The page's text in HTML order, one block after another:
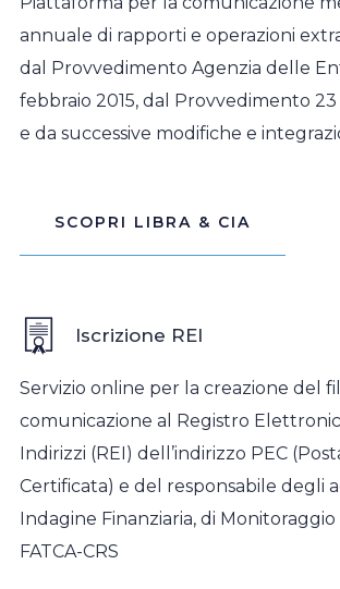
annuale di rapporti e operazioni
dal Provvedimento Agenzia delle
febbraio 2015, dal Provvedimento
e da successive modifiche e
SCOPRI LIBRA & CIA
Iscrizione REI
Servizio online per la creazione del
comunicazione al Registro
Indirizzi (REI) dell’indirizzo PEC
Certificata) e del responsabile degli
Indagine Finanziaria, di Monitoraggio
FATCA-CRS